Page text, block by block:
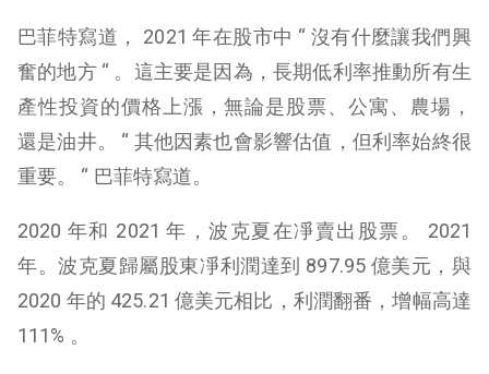
巴菲特寫道， 2021 年在股市中 “ 沒有什麼讓我們興
奮的地方 “ 。這主要是因為，長期低利率推動所有生
產性投資的價格上漲，無論是股票、公寓、農場，
還是油井。 “ 其他因素也會影響估值，但利率始終很
重要。 “ 巴菲特寫道。
2020 年和 2021 年，波克夏在凈賣出股票。 2021
年。波克夏歸屬股東凈利潤達到 897.95 億美元，與
2020 年的 425.21 億美元相比，利潤翻番，增幅高達
111% 。